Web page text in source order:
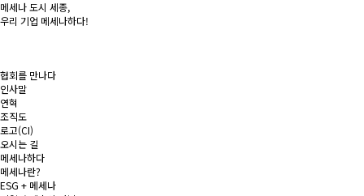
메세나 도시 세종,
우리 기업 메세나하다!
협회를 만나다
인사말
연혁
조직도
로고(CI)
오시는 길
메세나하다
메세나란?
ESG + 메세나